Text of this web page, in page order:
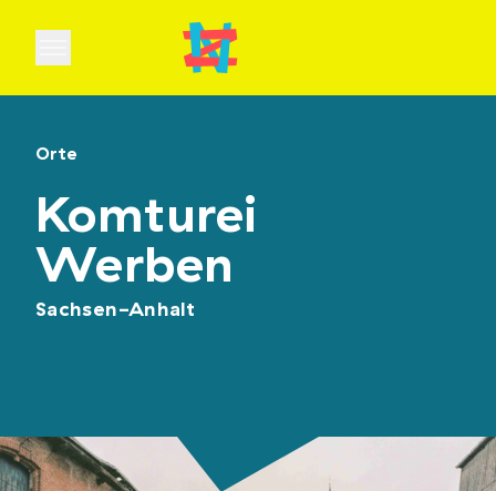
Open main menu
Orte
Komturei
Werben
Sachsen-Anhalt